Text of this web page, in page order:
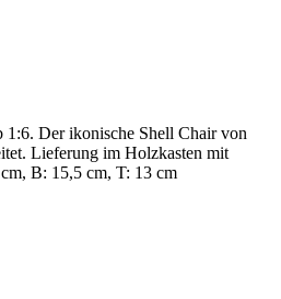
1:6. Der ikonische Shell Chair von
Lieferung im Holzkasten mit
B: 15,5 cm, T: 13 cm